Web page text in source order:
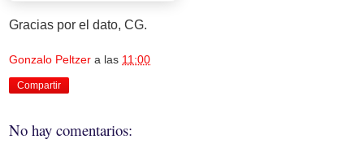
Gracias por el dato, CG.
Gonzalo Peltzer a las 11:00
Compartir
No hay comentarios: